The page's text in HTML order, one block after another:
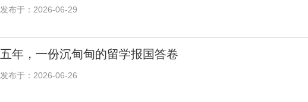
发布于：2026-06-29
五年，一份沉甸甸的留学报国答卷
发布于：2026-06-26